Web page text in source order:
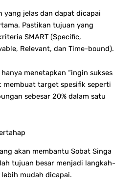
yang jelas dan dapat dicapai
Pastikan tujuan yang
SMART (Specific,
Relevant, dan Time-bound).
menetapkan “ingin sukses
membuat target spesifik seperti
sebesar 20% dalam satu
akan membantu Sobat Singa
tujuan besar menjadi langkah-
mudah dicapai.